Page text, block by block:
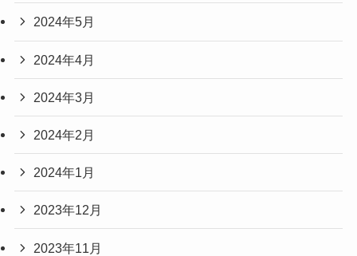
2024年5月
2024年4月
2024年3月
2024年2月
2024年1月
2023年12月
2023年11月